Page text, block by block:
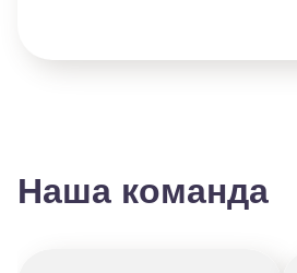
Наша команда